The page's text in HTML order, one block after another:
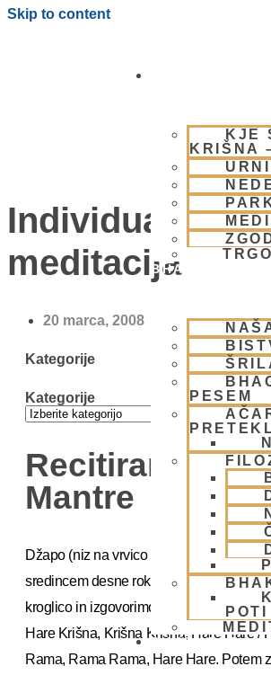
Skip to content
KJE
KRIŠNA
BHAKTI JOGA
PESEM
POTI
SKUPNOST
Individualna
meditacija
20 marca, 2008
Kategorije
Kategorije
Recitiranje
Mantre
Džapo (niz na vrvico nabranih kroglic)
sredincem desne roke. (Slika 3) Najprej
kroglico in izgovorimo celo maha-
Hare Krišna, Krišna Krišna, Hare Hare /
Rama, Rama Rama, Hare Hare. Potem